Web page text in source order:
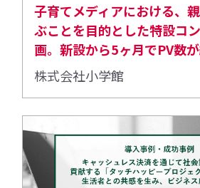
子育てメディアにおける、
ぶことを目的とした特設コ
画。新設から5ヶ月でPV数
株式会社小学館